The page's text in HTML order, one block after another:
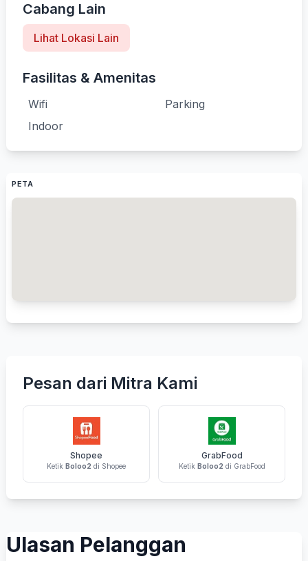
Cabang Lain
Lihat Lokasi Lain
Fasilitas & Amenitas
Wifi
Parking
Indoor
PETA
Pesan dari Mitra Kami
Shopee
Ketik Boloo2 di Shopee
GrabFood
Ketik Boloo2 di GrabFood
Ulasan Pelanggan